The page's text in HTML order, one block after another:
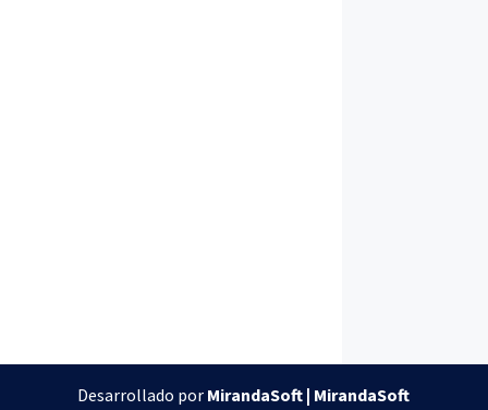
Desarrollado por MirandaSoft | MirandaSoft